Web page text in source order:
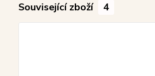
Související zboží 4